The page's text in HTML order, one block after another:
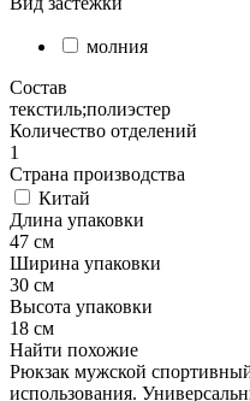
молния
Состав
текстиль;полиэстeр
Количество отделений
1
Страна производства
Китай
Длина упаковки
47 см
Ширина упаковки
30 см
Высота упаковки
18 см
Найти похожие
Рюкзак мужской
использования.